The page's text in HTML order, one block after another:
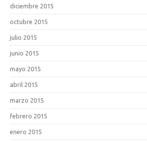
diciembre 2015
octubre 2015
julio 2015
junio 2015
mayo 2015
abril 2015
marzo 2015
febrero 2015
enero 2015